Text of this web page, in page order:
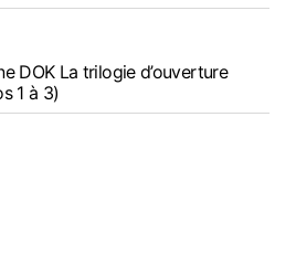
DOK La trilogie d’ouverture
1 à 3)